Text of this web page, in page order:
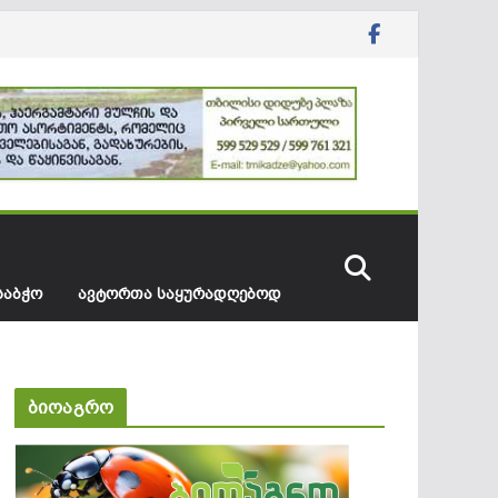
ᲐᲕᲢᲝᲠᲗᲐ ᲡᲐᲧᲣᲠᲐᲓᲦᲔᲑᲝᲓ
ბიოაგრო